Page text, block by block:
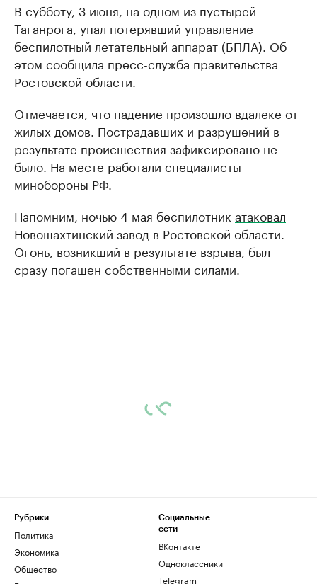
В субботу, 3 июня, на одном из пустырей
Таганрога, упал потерявший управление
беспилотный летательный аппарат (БПЛА). Об
этом сообщила пресс-служба правительства
Ростовской области.
Отмечается, что падение произошло вдалеке от
жилых домов. Пострадавших и разрушений в
результате происшествия зафиксировано не
было. На месте работали специалисты
минобороны РФ.
Напомним, ночью 4 мая беспилотник атаковал
Новошахтинский завод в Ростовской области.
Огонь, возникший в результате взрыва, был
сразу погашен собственными силами.
Рубрики
Политика
Экономика
Общество
Социальные
сети
ВКонтакте
Одноклассники
Telegram